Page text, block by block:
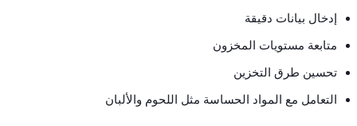
إدخال بيانات دقيقة
متابعة مستويات المخزون
تحسين طرق التخزين
التعامل مع المواد الحساسة مثل اللحوم والألبان